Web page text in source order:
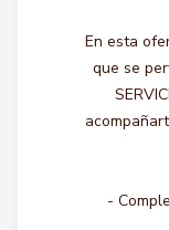
En esta
que se
-